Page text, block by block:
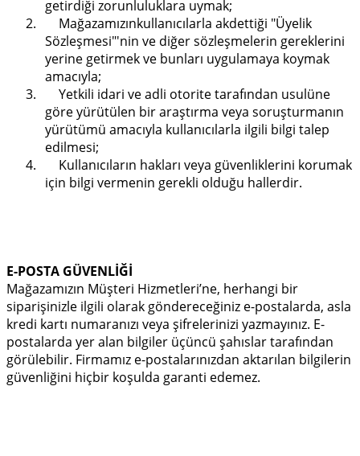
getirdiği zorunluluklara uymak;
2. Mağazamızınkullanıcılarla akdettiği "Üyelik
Sözleşmesi"'nin ve diğer sözleşmelerin gereklerini
yerine getirmek ve bunları uygulamaya koymak
amacıyla;
3. Yetkili idari ve adli otorite tarafından usulüne
göre yürütülen bir araştırma veya soruşturmanın
yürütümü amacıyla kullanıcılarla ilgili bilgi talep
edilmesi;
4. Kullanıcıların hakları veya güvenliklerini korumak
için bilgi vermenin gerekli olduğu hallerdir.
E-POSTA GÜVENLİĞİ
Mağazamızın Müşteri Hizmetleri’ne, herhangi bir
siparişinizle ilgili olarak göndereceğiniz e-postalarda, asla
kredi kartı numaranızı veya şifrelerinizi yazmayınız. E-
postalarda yer alan bilgiler üçüncü şahıslar tarafından
görülebilir. Firmamız e-postalarınızdan aktarılan bilgilerin
güvenliğini hiçbir koşulda garanti edemez.